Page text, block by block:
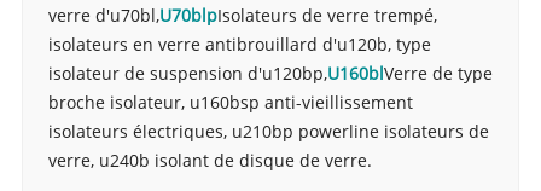
verre d'u70bl,U70blpIsolateurs de verre trempé,
isolateurs en verre antibrouillard d'u120b, type
isolateur de suspension d'u120bp,U160blVerre de type
broche isolateur, u160bsp anti-vieillissement
isolateurs électriques, u210bp powerline isolateurs de
verre, u240b isolant de disque de verre.